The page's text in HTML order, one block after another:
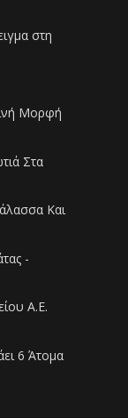
στη
Μορφή
Στα
Και
-
Α.Ε.
6 Άτομα